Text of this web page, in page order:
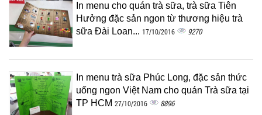
In menu cho quán trà sữa, trà sữa Tiên
Hưởng đặc sản ngon từ thương hiệu trà
sữa Đài Loan... 17/10/2016 9270
In menu trà sữa Phúc Long, đặc sản thức
uống ngon Việt Nam cho quán Trà sữa tại
TP HCM 27/10/2016 8896